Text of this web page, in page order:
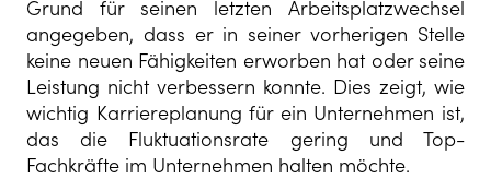
Grund für seinen letzten Arbeitsplatzwechsel
angegeben, dass er in seiner vorherigen Stelle
keine neuen Fähigkeiten erworben hat oder seine
Leistung nicht verbessern konnte. Dies zeigt, wie
wichtig Karriereplanung für ein Unternehmen ist,
das die Fluktuationsrate gering und Top-
Fachkräfte im Unternehmen halten möchte.